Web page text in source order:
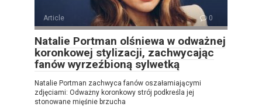
Article 0
Natalie Portman olśniewa w odważnej
koronkowej stylizacji, zachwycając
fanów wyrzeźbioną sylwetką
Natalie Portman zachwyca fanów oszałamiającymi
zdjęciami: Odważny koronkowy strój podkreśla jej
stonowane mięśnie brzucha